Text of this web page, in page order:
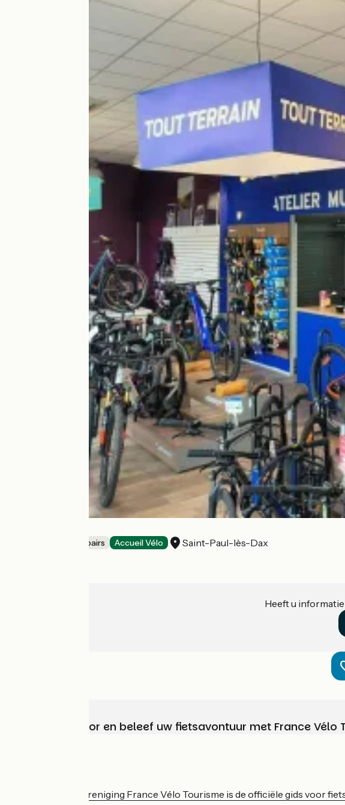
Bicycle rentals/ repairs Accueil Vélo Saint-Paul-lès-Dax
Heeft u
Kies, bereid voor en beleef uw fietsavontuur met France Vélo
De nationale vereniging France Vélo Tourisme is de officiële gids voor